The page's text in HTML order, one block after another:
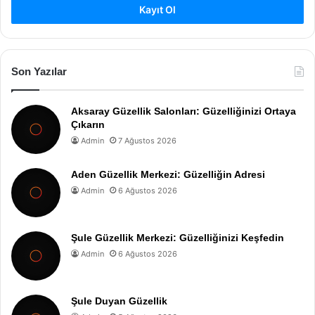
Kayıt Ol
Son Yazılar
Aksaray Güzellik Salonları: Güzelliğinizi Ortaya
Çıkarın
Admin 7 Ağustos 2026
Aden Güzellik Merkezi: Güzelliğin Adresi
Admin 6 Ağustos 2026
Şule Güzellik Merkezi: Güzelliğinizi Keşfedin
Admin 6 Ağustos 2026
Şule Duyan Güzellik